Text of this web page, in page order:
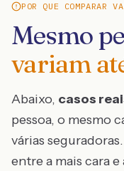
POR QUE COMPARAR
Mesmo
variam
Abaixo, casos
pessoa, o mesmo
várias
entre a mais cara e